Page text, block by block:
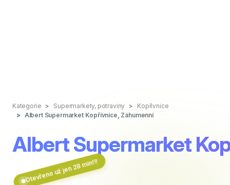
Kategorie Supermarkety, potraviny
Kopřivnice
Albert Supermarket Kopřivnice, Záhumenní
Albert Supermarket
Otevřeno už jen 28 min!!!